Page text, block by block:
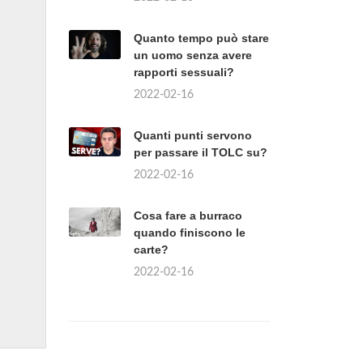
Quanto tempo può stare
un uomo senza avere
rapporti sessuali?
2022-02-16
Quanti punti servono
per passare il TOLC su?
2022-02-16
Cosa fare a burraco
quando finiscono le
carte?
2022-02-16